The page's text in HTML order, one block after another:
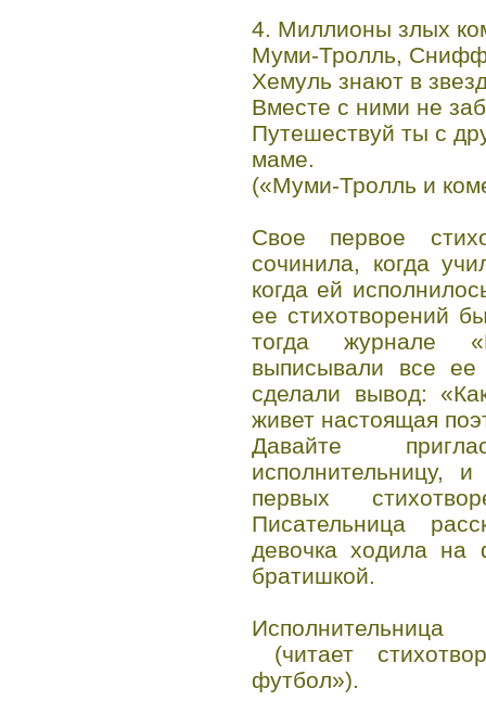
4. Миллионы злых
Муми-Тролль,
Хемуль знают в
Вместе с ними не
Путешествуй ты с
маме.
(«Муми-Тролль и
Свое первое
сочинила, когда
когда ей
ее стихотворений
тогда журнале
выписывали все ее
сделали вывод:
живет настоящая
Давайте
исполнительницу,
первых
Писательница
девочка ходила на
братишкой.
Исполнительница
(читает
футбол»).